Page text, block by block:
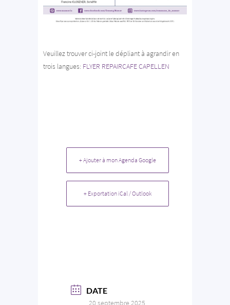
Veuillez trouver ci-joint le dépliant à agrandir en
trois langues: FLYER REPAIRCAFE CAPELLEN
+ Ajouter à mon Agenda Google
+ Exportation iCal / Outlook
DATE
20 septembre 2025